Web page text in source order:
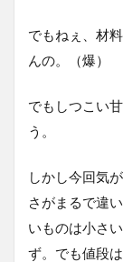
でもねぇ、材
んの。（爆）
でもしつこい
う。
しかし今回気
さがまるで違
いものは小さ
ず。でも値段